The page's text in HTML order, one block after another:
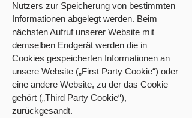
Nutzers zur Speicherung von bestimmten
Informationen abgelegt werden. Beim
nächsten Aufruf unserer Website mit
demselben Endgerät werden die in
Cookies gespeicherten Informationen an
unsere Website („First Party Cookie“) oder
eine andere Website, zu der das Cookie
gehört („Third Party Cookie“),
zurückgesandt.